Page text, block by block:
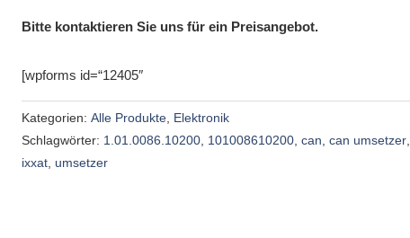
Bitte kontaktieren Sie uns für ein Preisangebot.
[wpforms id=“12405″
Kategorien: Alle Produkte, Elektronik
Schlagwörter: 1.01.0086.10200, 101008610200, can, can umsetzer,
ixxat, umsetzer